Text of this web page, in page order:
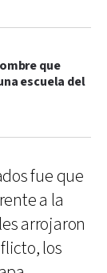
que
escuela del
fue que
a la
arrojaron
los